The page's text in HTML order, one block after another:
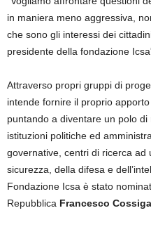
in maniera meno aggressiva,
che sono gli interessi dei
presidente della fondazione
Attraverso propri gruppi di
intende fornire il proprio
puntando a diventare un polo
istituzioni politiche ed
governative, centri di ricerca ad
sicurezza, della difesa e
Fondazione Icsa è stato
Repubblica Francesco Cossiga